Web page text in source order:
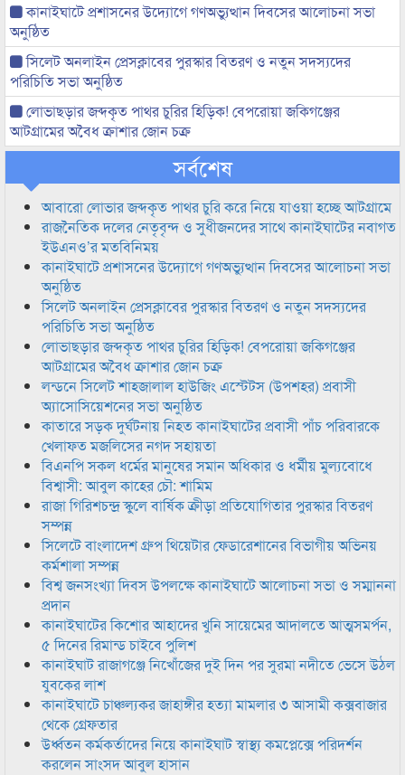
কানাইঘাটে প্রশাসনের উদ্যোগে গণঅভ্যুত্থান দিবসের আলোচনা সভা
অনুষ্ঠিত
সিলেট অনলাইন প্রেসক্লাবের পুরস্কার বিতরণ ও নতুন সদস্যদের
পরিচিতি সভা অনুষ্ঠিত
লোভাছড়ার জব্দকৃত পাথর চুরির হিড়িক! বেপরোয়া জকিগঞ্জের
আটগ্রামের অবৈধ ক্রাশার জোন চক্র
সর্বশেষ
আবারো লোভার জব্দকৃত পাথর চুরি করে নিয়ে যাওয়া হচ্ছে আটগ্রামে
রাজনৈতিক দলের নেতৃবৃন্দ ও সুধীজনদের সাথে কানাইঘাটের নবাগত
ইউএনও’র মতবিনিময়
কানাইঘাটে প্রশাসনের উদ্যোগে গণঅভ্যুত্থান দিবসের আলোচনা সভা
অনুষ্ঠিত
সিলেট অনলাইন প্রেসক্লাবের পুরস্কার বিতরণ ও নতুন সদস্যদের
পরিচিতি সভা অনুষ্ঠিত
লোভাছড়ার জব্দকৃত পাথর চুরির হিড়িক! বেপরোয়া জকিগঞ্জের
আটগ্রামের অবৈধ ক্রাশার জোন চক্র
লন্ডনে সিলেট শাহজালাল হাউজিং এস্টেটস (উপশহর) প্রবাসী
অ্যাসোসিয়েশনের সভা অনুষ্ঠিত
কাতারে সড়ক দুর্ঘটনায় নিহত কানাইঘাটের প্রবাসী পাঁচ পরিবারকে
খেলাফত মজলিসের নগদ সহায়তা
বিএনপি সকল ধর্মের মানুষের সমান অধিকার ও ধর্মীয় মুল্যবোধে
বিশ্বাসী: আবুল কাহের চৌ: শামিম
রাজা গিরিশচন্দ্র স্কুলে বার্ষিক ক্রীড়া প্রতিযোগিতার পুরস্কার বিতরণ
সম্পন্ন
সিলেটে বাংলাদেশ গ্রুপ থিয়েটার ফেডারেশানের বিভাগীয় অভিনয়
কর্মশালা সম্পন্ন
বিশ্ব জনসংখ্যা দিবস উপলক্ষে কানাইঘাটে আলোচনা সভা ও সম্মাননা
প্রদান
কানাইঘাটের কিশোর আহাদের খুনি সায়েমের আদালতে আত্মসমর্পন,
৫ দিনের রিমান্ড চাইবে পুলিশ
কানাইঘাট রাজাগঞ্জে নিখোঁজের দুই দিন পর সুরমা নদীতে ভেসে উঠল
যুবকের লাশ
কানাইঘাটে চাঞ্চল্যকর জাহাঙ্গীর হত্যা মামলার ৩ আসামী কক্সবাজার
থেকে গ্রেফতার
উর্ধ্বতন কর্মকর্তাদের নিয়ে কানাইঘাট স্বাস্থ্য কমপ্লেক্সে পরিদর্শন
করলেন সাংসদ আবুল হাসান